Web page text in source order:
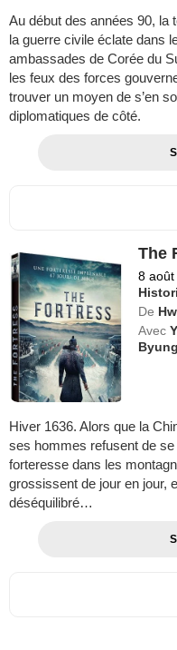
Au début des années 90, la
la guerre civile éclate dans
ambassades de Corée du
les feux des forces
trouver un moyen de s’en
diplomatiques de côté.
The
8
De
Avec
Hiver 1636. Alors que la
ses hommes refusent de
forteresse dans les
grossissent de jour en jour,
déséquilibré…